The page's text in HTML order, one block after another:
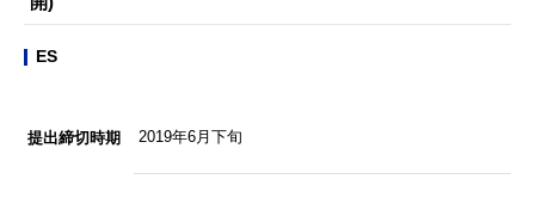
ES
提出締切時期 2019年6月下旬